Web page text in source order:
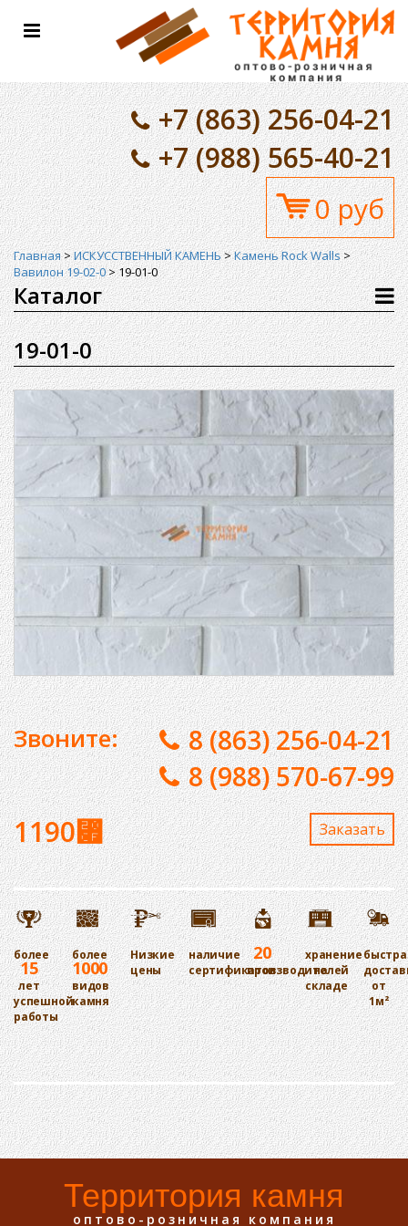
Toggle
+7 (863) 256-04-21
+7 (988) 565-40-21
0 руб
Главная>ИСКУССТВЕННЫЙ КАМЕНЬ>Камень Rock Walls>
Вавилон 19-02-0>19-01-0
Каталог
19-01-0
Звоните:
8 (863) 256-04-21
8 (988) 570-67-99
1190⃏ Заказaть
более
15
лет
успешной
работы
более
1000
видов
камня
Низкие
цены
наличие
сертификатов
20
производителей
хранение
на
складе
от
1м²
Территория камня
оптово-розничная компания